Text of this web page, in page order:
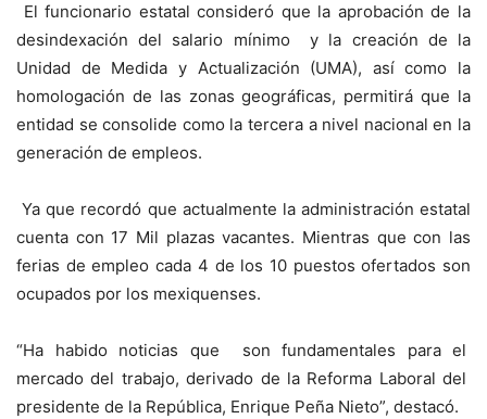
El funcionario estatal consideró que la aprobación de la
desindexación del salario mínimo y la creación de la
Unidad de Medida y Actualización (UMA), así como la
homologación de las zonas geográficas, permitirá que la
entidad se consolide como la tercera a nivel nacional en la
generación de empleos.
Ya que recordó que actualmente la administración estatal
cuenta con 17 Mil plazas vacantes. Mientras que con las
ferias de empleo cada 4 de los 10 puestos ofertados son
ocupados por los mexiquenses.
“Ha habido noticias que son fundamentales para el
mercado del trabajo, derivado de la Reforma Laboral del
presidente de la República, Enrique Peña Nieto”, destacó.